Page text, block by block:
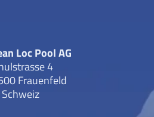
Loc Pool AG
4
Frauenfeld
Schweiz